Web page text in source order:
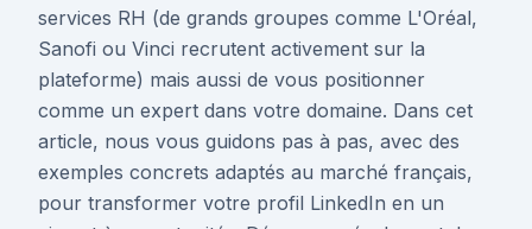
services RH (de grands groupes comme L'Oréal,
Sanofi ou Vinci recrutent activement sur la
plateforme) mais aussi de vous positionner
comme un expert dans votre domaine. Dans cet
article, nous vous guidons pas à pas, avec des
exemples concrets adaptés au marché français,
pour transformer votre profil LinkedIn en un